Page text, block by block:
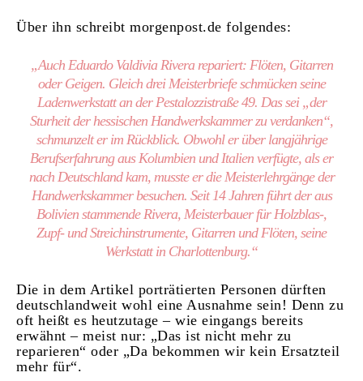
Über ihn schreibt morgenpost.de folgendes:
„Auch Eduardo Valdivia Rivera repariert: Flöten, Gitarren
oder Geigen. Gleich drei Meisterbriefe schmücken seine
Ladenwerkstatt an der Pestalozzistraße 49. Das sei „der
Sturheit der hessischen Handwerkskammer zu verdanken“,
schmunzelt er im Rückblick. Obwohl er über langjährige
Berufserfahrung aus Kolumbien und Italien verfügte, als er
nach Deutschland kam, musste er die Meisterlehrgänge der
Handwerkskammer besuchen. Seit 14 Jahren führt der aus
Bolivien stammende Rivera, Meisterbauer für Holzblas-,
Zupf- und Streichinstrumente, Gitarren und Flöten, seine
Werkstatt in Charlottenburg.“
Die in dem Artikel porträtierten Personen dürften
deutschlandweit wohl eine Ausnahme sein! Denn zu
oft heißt es heutzutage – wie eingangs bereits
erwähnt – meist nur: „Das ist nicht mehr zu
reparieren“ oder „Da bekommen wir kein Ersatzteil
mehr für“.